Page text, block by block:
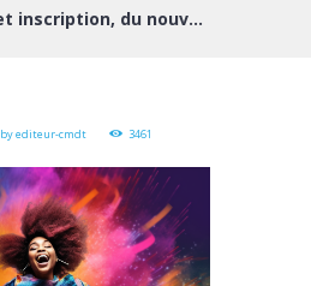
Réinscription et inscription, du nouveau dès...
byediteur-cmdt 3461